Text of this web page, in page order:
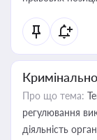
Про що тема:
регулювання
діяльність